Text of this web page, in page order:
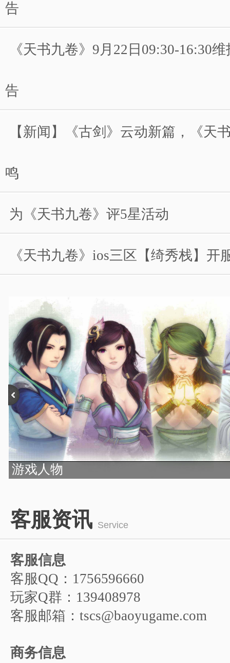
告
《天书九卷》9月22日09:30-16:30
告
【新闻】《古剑》云动新篇，《天
鸣
为《天书九卷》评5星活动
《天书九卷》ios三区【绮秀栈】开
游戏人物
4
5
6
客服资讯 Service
客服信息
客服QQ：1756596660
玩家Q群：139408978
客服邮箱：tscs@baoyugame.com
商务信息